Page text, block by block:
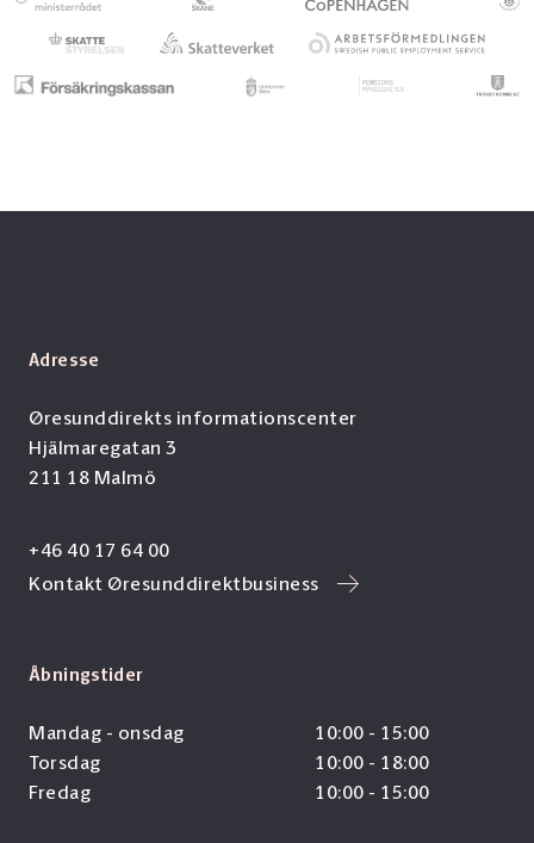
Adresse
Øresunddirekts informationscenter
Hjälmaregatan 3
211 18 Malmö
+46 40 17 64 00
Kontakt Øresunddirektbusiness
Åbningstider
Mandag - onsdag
10:00 - 15:00
Torsdag
10:00 - 18:00
Fredag
10:00 - 15:00